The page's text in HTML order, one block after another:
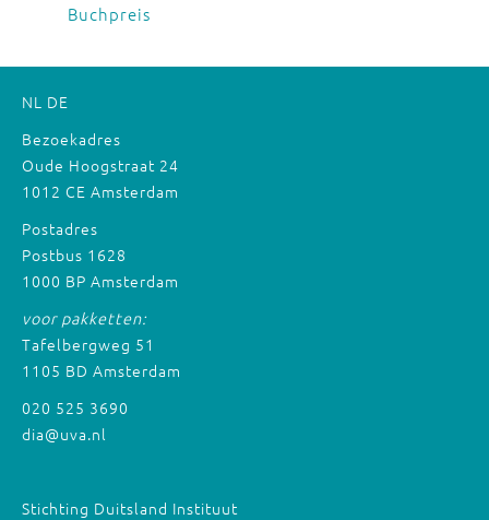
Buchpreis
NL DE
Bezoekadres
Oude Hoogstraat 24
1012 CE Amsterdam
Postadres
Postbus 1628
1000 BP Amsterdam
voor pakketten:
Tafelbergweg 51
1105 BD Amsterdam
020 525 3690
dia@uva.nl
Stichting Duitsland Instituut